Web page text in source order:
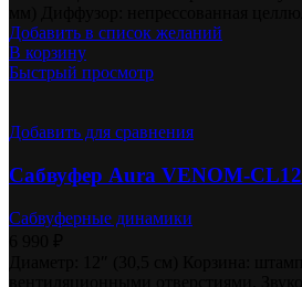
Добавить в список желаний
В корзину
Быстрый просмотр
Добавить для сравнения
Сабвуфер Aura VENOM-CL12
Сабвуферные динамики